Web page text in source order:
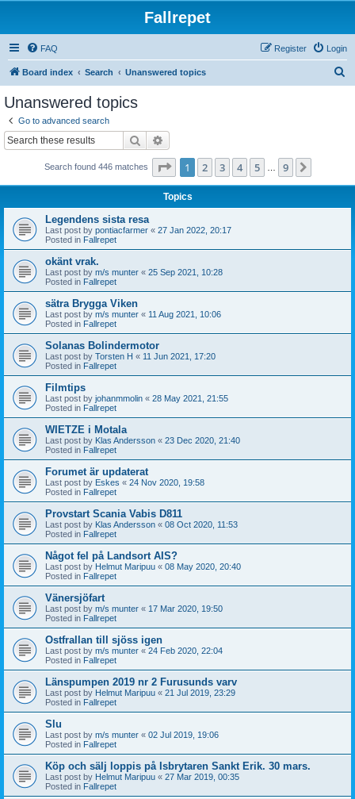
Fallrepet
FAQ Login
Register
Board index Search Unanswered topics
Unanswered topics
Go to advanced search
Search
Search found 446 matches Page 1of 9
1 2 3 4 5 9
Topics
Legendens sista resa
Last post by pontiacfarmer « 27 Jan 2022, 20:17
Posted in Fallrepet
okänt vrak.
Last post by m/s munter « 25 Sep 2021, 10:28
Posted in Fallrepet
sätra Brygga Viken
Last post by m/s munter « 11 Aug 2021, 10:06
Posted in Fallrepet
Solanas Bolindermotor
Last post by Torsten H « 11 Jun 2021, 17:20
Posted in Fallrepet
Filmtips
Last post by johanmmolin « 28 May 2021, 21:55
Posted in Fallrepet
WIETZE i Motala
Last post by Klas Andersson « 23 Dec 2020, 21:40
Posted in Fallrepet
Forumet är updaterat
Last post by Eskes « 24 Nov 2020, 19:58
Posted in Fallrepet
Provstart Scania Vabis D811
Last post by Klas Andersson « 08 Oct 2020, 11:53
Posted in Fallrepet
Något fel på Landsort AIS?
Last post by Helmut Maripuu « 08 May 2020, 20:40
Posted in Fallrepet
Vänersjöfart
Last post by m/s munter « 17 Mar 2020, 19:50
Posted in Fallrepet
Ostfrallan till sjöss igen
Last post by m/s munter « 24 Feb 2020, 22:04
Posted in Fallrepet
Länspumpen 2019 nr 2 Furusunds varv
Last post by Helmut Maripuu « 21 Jul 2019, 23:29
Posted in Fallrepet
Slu
Last post by m/s munter « 02 Jul 2019, 19:06
Posted in Fallrepet
Köp och sälj loppis på Isbrytaren Sankt Erik. 30 mars.
Last post by Helmut Maripuu « 27 Mar 2019, 00:35
Posted in Fallrepet